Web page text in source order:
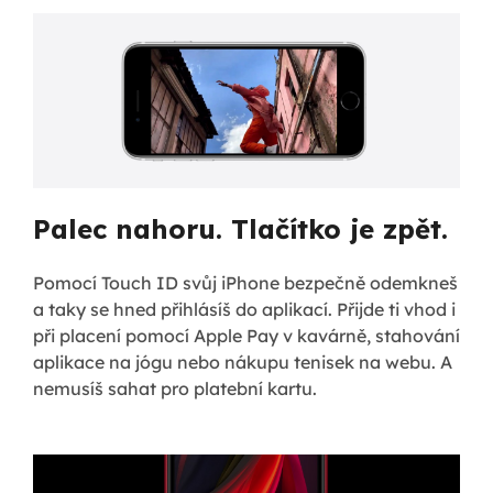
Palec nahoru. Tlačítko je zpět.
Pomocí Touch ID svůj iPhone bezpečně odemkneš
a taky se hned přihlásíš do aplikací. Přijde ti vhod i
při placení pomocí Apple Pay v kavárně, stahování
aplikace na jógu nebo nákupu tenisek na webu. A
nemusíš sahat pro platební kartu.